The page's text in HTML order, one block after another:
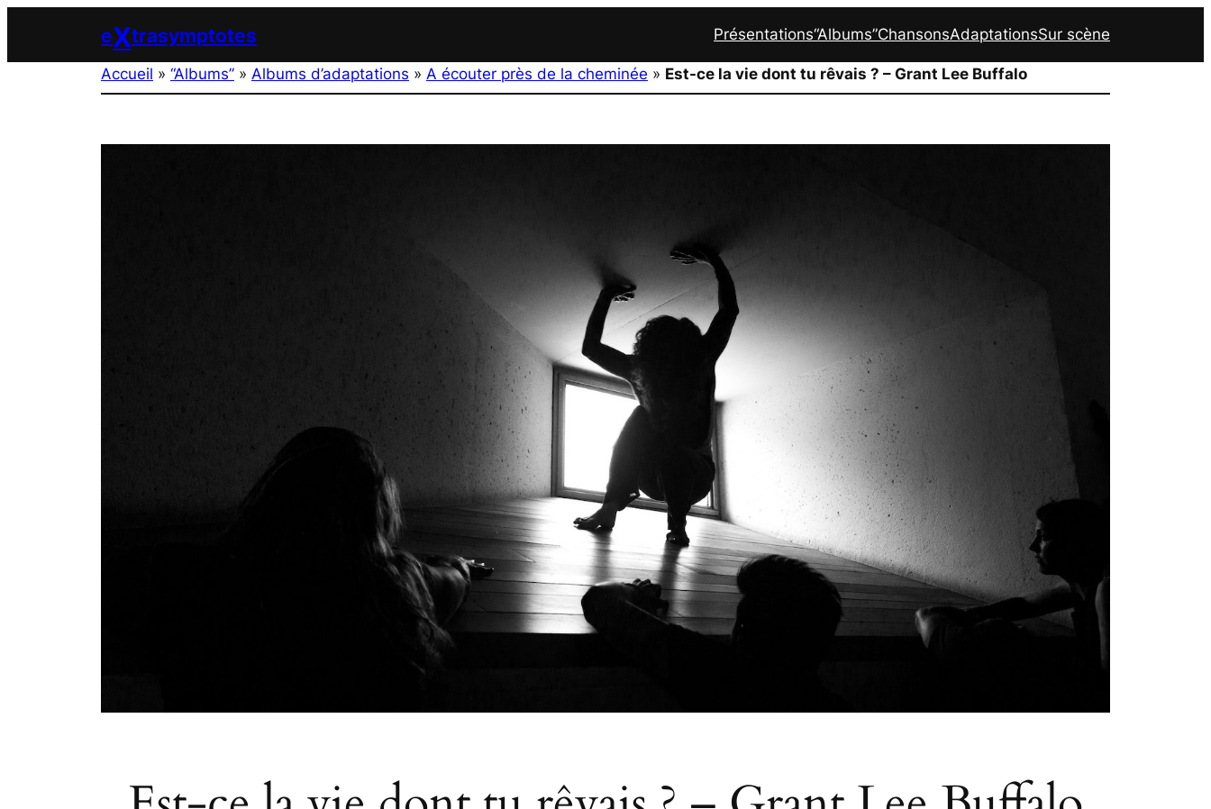
contenu
eXtrasymptotes Présentations“Albums”ChansonsAdaptationsSur scène
Accueil » “Albums” » Albums d’adaptations » A écouter près de la cheminée » Est-ce la vie dont tu rêvais ? – Grant Lee Buffalo